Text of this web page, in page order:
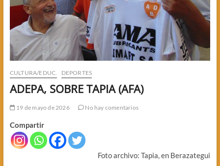
CULTURA/EDUC. DEPORTES
ADEPA, SOBRE TAPIA (AFA)
19 de mayo de 2026 No hay comentarios
Compartir
Foto archivo: Tapia, en Berazategui